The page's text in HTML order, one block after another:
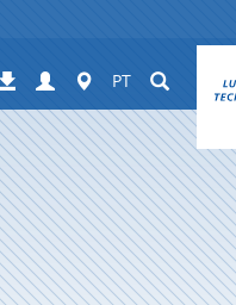
Downloads
Login Worldwide
PT Suchen